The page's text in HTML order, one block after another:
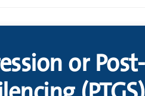
or Post-